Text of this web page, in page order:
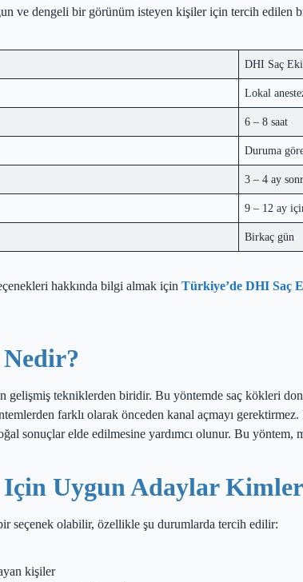
ve dengeli bir görünüm isteyen kişiler için tercih edilen
DHI Saç
Lokal
6 – 8 saat
Duruma
3 – 4 ay
9 – 12 ay
Birkaç gün
hakkında bilgi almak için Türkiye’de DHI Saç
gelişmiş tekniklerden biridir. Bu yöntemde saç kökleri
farklı olarak önceden kanal açmayı
sonuçlar elde edilmesine yardımcı olunur. Bu yöntem,
Uygun Adaylar
seçenek olabilir, özellikle şu durumlarda tercih edilir:
kişiler